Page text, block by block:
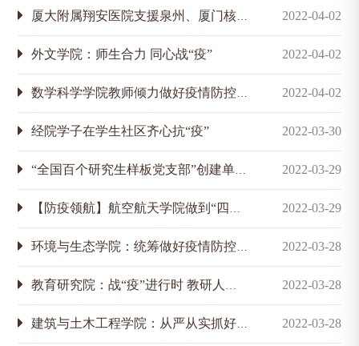
厦大附属翔安医院支援泉州、厦门核酸采样工作 2022-04-02
外文学院：师生合力 同心战“疫” 2022-04-02
数学科学学院教师倾力做好疫情防控“答卷人” 2022-04-02
经院学子在学生社区齐心抗“疫” 2022-03-30
“全国百个研究生样板党支部”创建单位、管理学院企业管理系硕士第一党支部抗疫进行时 2022-03-29
【防疫领航】航空航天学院做到“四度”有序开展防疫工作 2022-03-29
环境与生态学院：统筹做好疫情防控和研究生复试工作 2022-03-28
教育研究院：战“疫”进行时 教研人的日与夜 2022-03-28
建筑与土木工程学院：从严从实抓好疫情防控工作 2022-03-28